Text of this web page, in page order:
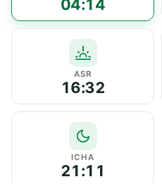
04:14
ASR
16:32
ICHA
21:11